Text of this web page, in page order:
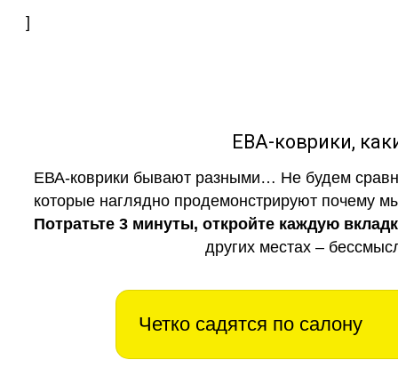
]
ЕВА-коврики,
ЕВА-коврики бывают разными… Не будем
которые наглядно продемонстрируют почему
Потратьте 3 минуты, откройте каждую
других местах –
Четко садятся по салону